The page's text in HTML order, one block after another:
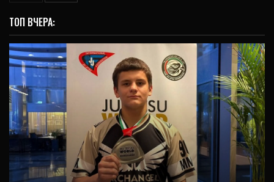
ТОП ВЧЕРА:
СПОРТ
Уральский спортсмен завоевал серебро